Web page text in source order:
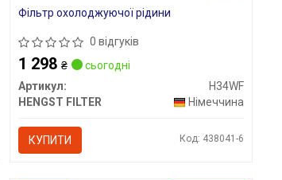
Фільтр охолоджуючої рідини
0 відгуків
1 298₴
сьогодні
Артикул:
H34WF
HENGST FILTER
Німеччина
КУПИТИ Код: 438041-6